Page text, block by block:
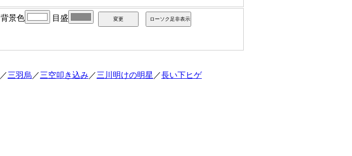
背景色 目盛
／三羽烏 ／三空叩き込み ／三川明けの明星 ／長い下ヒゲ